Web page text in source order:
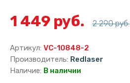
1 449 руб. 2 290 руб.
Артикул: VC-10848-2
Производитель: Redlaser
Наличие: В наличии